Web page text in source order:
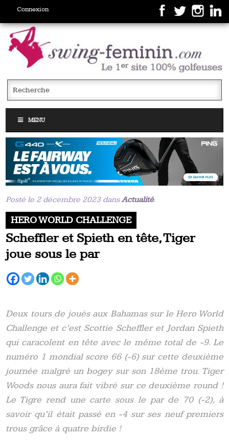
Connexion
MENU
Posté le 2 décembre 2023 dansActualité.
HERO WORLD CHALLENGE
Scheffler et Spieth en tête, Tiger
joue sous le par
Deux tours de joués aux Bahamas sur le Hero World
Challenge et c’est Scottie Scheffler et Jordan Spieth
qui caracolent en tête avec le même total de -9. Le
numéro 1 mondial score 66 (-6) sur cette deuxième
journée malgré un bogey sur son 18ème trou. Tiger
Woods nous aura fait vibré sur ce deuxième round !
Le Tigre rend une carte sous le par de 70 (-2), à
savoir qu’il était passé en -4 sur ses neuf premiers
trous grâce à quatre birdie !